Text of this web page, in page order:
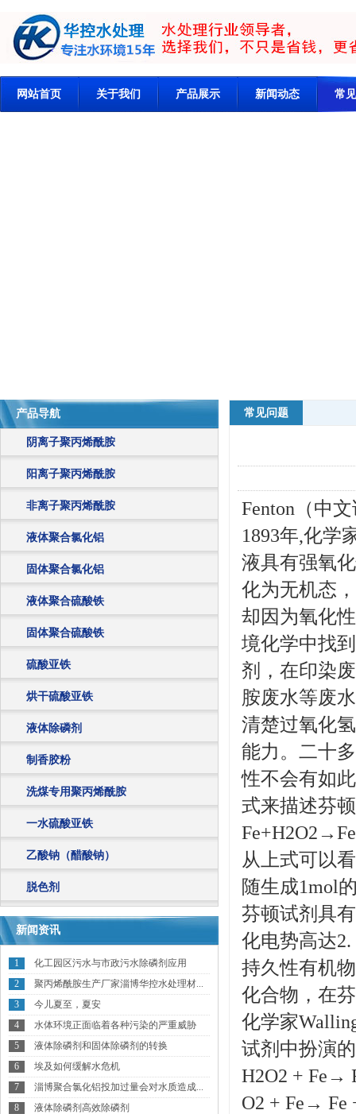
网站首页 关于我们 产品展示 新闻动态 常
产品导航
阴离子聚丙烯酰胺
阳离子聚丙烯酰胺
非离子聚丙烯酰胺
液体聚合氯化铝
固体聚合氯化铝
液体聚合硫酸铁
固体聚合硫酸铁
硫酸亚铁
烘干硫酸亚铁
液体除磷剂
制香胶粉
洗煤专用聚丙烯酰胺
一水硫酸亚铁
乙酸钠（醋酸钠）
脱色剂
新闻资讯
1
化工园区污水与市政污水除磷剂应用
2
聚丙烯酰胺生产厂家淄博华控水处理材...
3
今儿夏至，夏安
4
水体环境正面临着各种污染的严重威胁
5
液体除磷剂和固体除磷剂的转换
6
埃及如何缓解水危机
7
淄博聚合氯化铝投加过量会对水质造成...
8
液体除磷剂高效除磷剂
常见问题
Fenton（中
1893年,化学
液具有强氧
化为无机态
却因为氧化
境化学中找
剂，在印染
胺废水等废
清楚过氧化
能力。二十
性不会有如
式来描述芬
从上式可以
随生成1mol
芬顿试剂具
化电势高达
持久性有机
化合物，在
化学家
试剂中扮演
H2O2 + Fe→
O2 + Fe→ Fe